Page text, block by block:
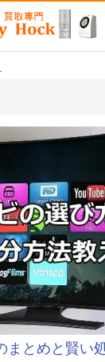
まとめと賢い